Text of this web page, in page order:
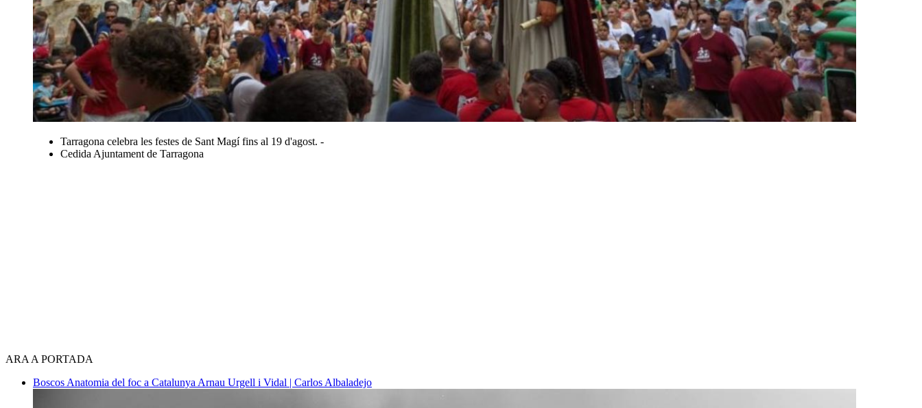
Tarragona celebra les festes de Sant Magí fins al 19 d'agost. -
Cedida Ajuntament de Tarragona
ARA A PORTADA
Boscos Anatomia del foc a Catalunya Arnau Urgell i Vidal | Carlos Albaladejo